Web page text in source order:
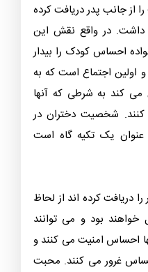
از جانب پدر دریافت کرده
داشت. در واقع نقش این
احساس کودک را بیدار
اولین اجتماع است که به
کند به شرطی که آنها
کنند‌. شخصیت دختران در
عنوان یک تکیه گاه است
دریافت کرده اند از لحاظ
بود و می توانند
احساس امنیت می کنند و
غرور می کنند. محبت